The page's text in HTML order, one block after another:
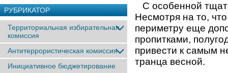
РУБРИКАТОР
Территориальная избирательная
комиссия
Антитеррористическая комиссия
Инициативное бюджетирование
С особенной
Несмотря на то,
периметру еще
пропитками,
привести к самым
транца весной.